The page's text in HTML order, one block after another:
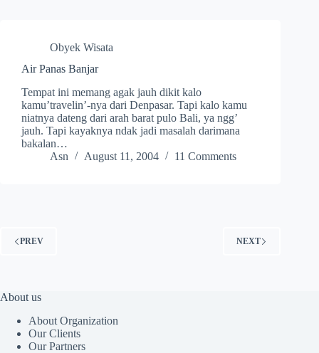
Obyek Wisata
Air Panas Banjar
Tempat ini memang agak jauh dikit kalo
kamu’travelin’-nya dari Denpasar. Tapi kalo kamu
niatnya dateng dari arah barat pulo Bali, ya ngg’
jauh. Tapi kayaknya ndak jadi masalah darimana
bakalan…
Asn
August 11, 2004 11 Comments
PREV NEXT
About us
About Organization
Our Clients
Our Partners